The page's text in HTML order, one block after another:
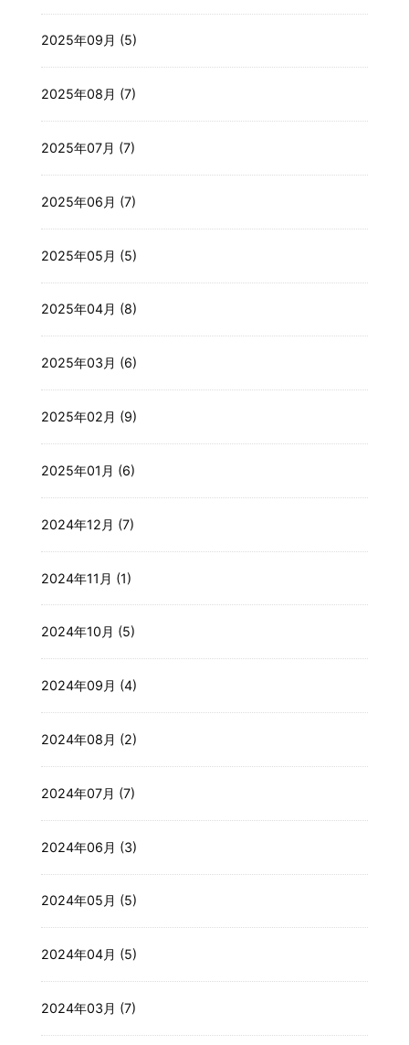
2025年09月 (5)
2025年08月 (7)
2025年07月 (7)
2025年06月 (7)
2025年05月 (5)
2025年04月 (8)
2025年03月 (6)
2025年02月 (9)
2025年01月 (6)
2024年12月 (7)
2024年11月 (1)
2024年10月 (5)
2024年09月 (4)
2024年08月 (2)
2024年07月 (7)
2024年06月 (3)
2024年05月 (5)
2024年04月 (5)
2024年03月 (7)